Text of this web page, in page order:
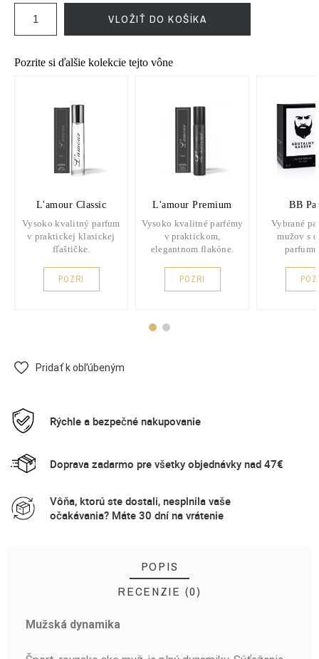
VLOŽIŤ DO KOŠÍKA
Pozrite si ďalšie kolekcie tejto vône
L'amour Classic
Vysoko kvalitný parfum
v praktickej klasickej
fľaštičke.
POZRI
L'amour Premium
Vysoko kvalitné parfémy
v praktickom,
elegantnom flakóne.
POZRI
BB
Vybrané
mužov s
Pridať k obľúbeným
Rýchle a bezpečné nakupovanie
Doprava zadarmo pre všetky objednávky nad 47€
Vôňa, ktorú ste dostali, nesplnila vaše
očakávania? Máte 30 dní na vrátenie
POPIS
RECENZIE (0)
Mužská dynamika
BUĎTE PRVÝ, KTO NAPÍŠE RECENZIU!